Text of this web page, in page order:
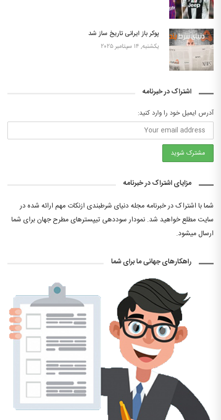
پوکر باز ایرانی تاریخ ساز شد
یکشنبه, ۱۴ سپتامبر ۲۰۲۵
اشتراک در خبرنامه
آدرس ایمیل خود را وارد کنید:
مزایای اشتراک در خبرنامه
شما با اشتراک در خبرنامه مجله دنیای شرطبندی ازنکات مهم ارائه شده در
سایت مطلع خواهید شد. نمودار سوددهی تیپسترهای مطرح جهان برای شما
ارسال میشود.
راهکارهای جهانی ما برای شما